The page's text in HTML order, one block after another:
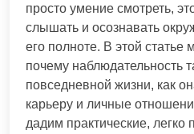
просто умение смотреть,
слышать и осознавать
его полноте. В этой
почему наблюдательность
повседневной жизни, как
карьеру и личные
дадим практические,